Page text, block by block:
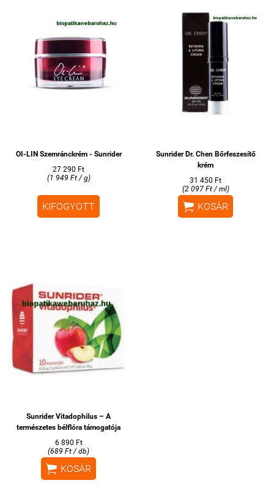
OI-LIN Szemránckrém - Sunrider
27 290 Ft
(1 949 Ft / g)
KIFOGYOTT
Sunrider Dr. Chen Bőrfeszesítő
krém
31 450 Ft
(2 097 Ft / ml)
 KOSÁR
Sunrider Vitadophilus – A
természetes bélflóra támogatója
6 890 Ft
(689 Ft / db)
 KOSÁR